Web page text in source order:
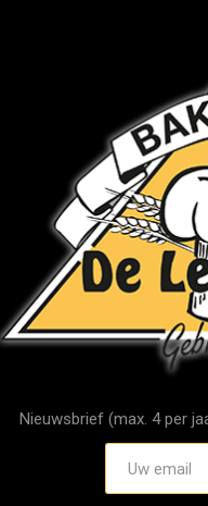
Nieuwsbrief (max. 4 per